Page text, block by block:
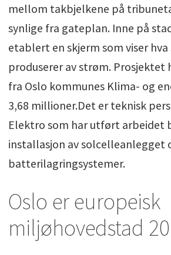
mellom takbjelkene på
synlige fra gateplan. Inne på
etablert en skjerm som viser
produserer av strøm.
fra Oslo kommunes Klima- og
3,68 millioner.Det er teknisk
Elektro som har utført arbeidet
installasjon av solcelleanlegget
batterilagringsystemer.
Oslo er europeisk
miljøhovedstad